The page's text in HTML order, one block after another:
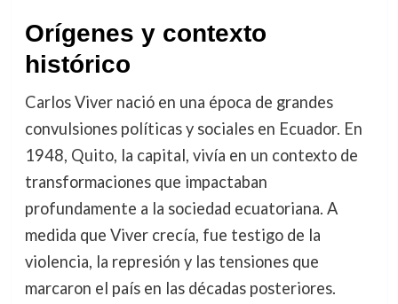
Orígenes y contexto
histórico
Carlos Viver nació en una época de grandes
convulsiones políticas y sociales en Ecuador. En
1948, Quito, la capital, vivía en un contexto de
transformaciones que impactaban
profundamente a la sociedad ecuatoriana. A
medida que Viver crecía, fue testigo de la
violencia, la represión y las tensiones que
marcaron el país en las décadas posteriores.